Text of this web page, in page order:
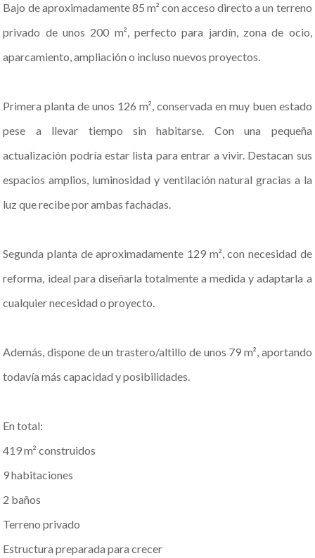
Bajo de aproximadamente 85 m² con acceso directo a un terreno
privado de unos 200 m², perfecto para jardín, zona de ocio,
aparcamiento, ampliación o incluso nuevos proyectos.
Primera planta de unos 126 m², conservada en muy buen estado
pese a llevar tiempo sin habitarse. Con una pequeña
actualización podría estar lista para entrar a vivir. Destacan sus
espacios amplios, luminosidad y ventilación natural gracias a la
luz que recibe por ambas fachadas.
Segunda planta de aproximadamente 129 m², con necesidad de
reforma, ideal para diseñarla totalmente a medida y adaptarla a
cualquier necesidad o proyecto.
Además, dispone de un trastero/altillo de unos 79 m², aportando
todavía más capacidad y posibilidades.
En total:
419 m² construidos
9 habitaciones
2 baños
Terreno privado
Estructura preparada para crecer